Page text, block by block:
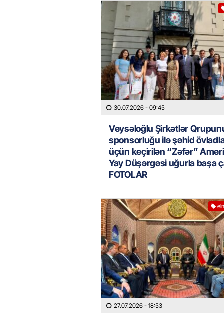
30.07.2026 - 09:45
Veysəloğlu Şirkətlər
sponsorluğu ilə şəhid
üçün keçirilən “Zəfər”
Yay Düşərgəsi uğurla başa
FOTOLAR
27.07.2026 - 18:53